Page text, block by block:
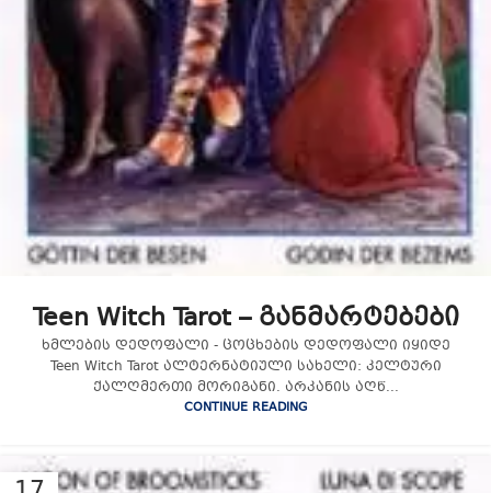
Teen Witch Tarot – განმარტებები
ხმლების დედოფალი - ცოცხების დედოფალი იყიდე
Teen Witch Tarot ალტერნატიული სახელი: კელტური
ქალღმერთი მორიგანი. არკანის აღწ...
CONTINUE READING